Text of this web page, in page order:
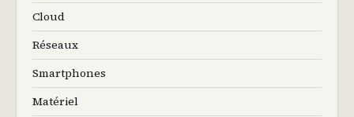
Cloud
Réseaux
Smartphones
Matériel